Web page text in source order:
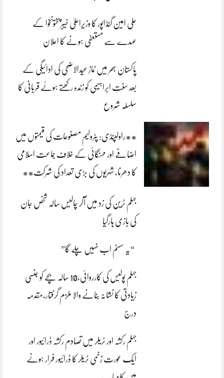
علی امین گنڈاپور کا وزیراعلیٰ خیبرپختونخوا کے
عہدے سے مستعفی ہونے کا اعلان
پاکستان بھر میں نمازِ عیدالاضحی کی ادائیگی کے
بعد سنتِ ابراہیمی کو زندہ رکھتے ہوئے قربانی کا
سلسلہ شروع
**راولپنڈی: پٹرولیم مصنوعات کی قیمتوں میں
اضافے اور مہنگائی کے خلاف جماعت اسلامی
کا دھرنا، شہریوں کی بڑی تعداد کی شرکت**
جہلم ٹرین کی زد میں آکر چالیس سالہ شخص جان
کی بازی ہارگیا
“یہ سسٹم اب نہیں چلے گا”
جہلم پولیس کی کارروائی،10 سالہ بچے کو جنسی
زیادتی کا نشانہ بنانے والا ملزم گرفتار،مقدمہ
درج
جہلم رکشہ اور ٹریلر میں تصادم رکشہ ڈرائیور اور
ایک عورت زخمی ٹریلر کا ڈرائیور فرار ہونے